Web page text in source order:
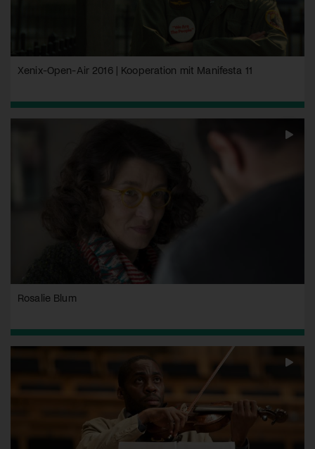
Xenix-Open-Air 2016 | Kooperation mit Manifesta 11
Rosalie Blum